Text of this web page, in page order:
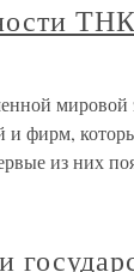
фирм,
из них